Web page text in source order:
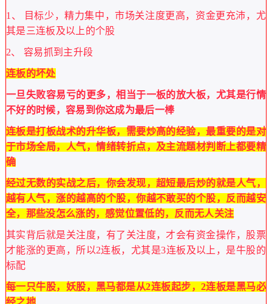
1、 目标少，精力集中，市场关注度更高，资金更充沛，尤
其是三连板及以上的个股
2、 容易抓到主升段
连板的坏处
一旦失败容易亏的更多，相当于一板的放大板，尤其是行情
不好的时候，容易到你这成为最后一棒
连板是打板战术的升华板，需要炒高的经验，最重要的是对
于市场全局，人气，情绪转折点，及主流题材判断上都要精
确
经过无数的实战之后，你会发现，超短最后炒的就是人气，
越有人气，涨的越高的个股，你越不敢买的个股，反而越安
全，那些没怎么涨的，感觉位置低的，反而无人关注
其实背后就是关注度，有了关注度，才会有资金操作，股票
才能涨的更高，所以2连板，尤其是3连板及以上，是牛股的
标配
每一只牛股，妖股，黑马都是从2连板起步，2连板是黑马必
经之地